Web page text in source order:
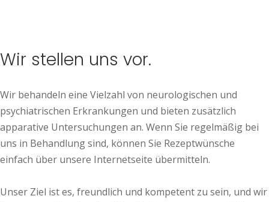
Wir stellen uns vor.
Wir behandeln eine Vielzahl von neurologischen und
psychiatrischen Erkrankungen und bieten zusätzlich
apparative Untersuchungen an. Wenn Sie regelmäßig bei
uns in Behandlung sind, können Sie Rezeptwünsche
einfach über unsere Internetseite übermitteln.
Unser Ziel ist es, freundlich und kompetent zu sein, und wir